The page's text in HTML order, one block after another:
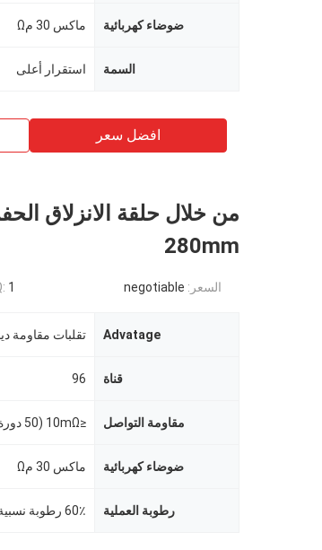
ضوضاء كهربائية ماكس 30 مΩ
السمة استقرار أعلى
افضل سعر
من خلال حلقة الانزلاق
280mm
السعر: negotiable
1
Advatage تقلبات مقاومة
قناة 96
مقاومة التواصل ≤10mΩ (50 دورة في الدقيقة)
ضوضاء كهربائية ماكس 30 مΩ
رطوبة العملية 60٪ رطوبة نسبية أو أعلى